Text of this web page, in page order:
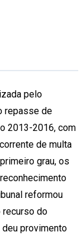
pelo
repasse de
2013-2016, com
de multa
grau, os
reformou
recurso do
provimento